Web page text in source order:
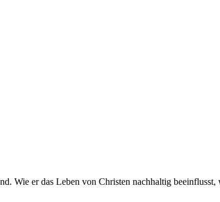
Wie er das Leben von Christen nachhaltig